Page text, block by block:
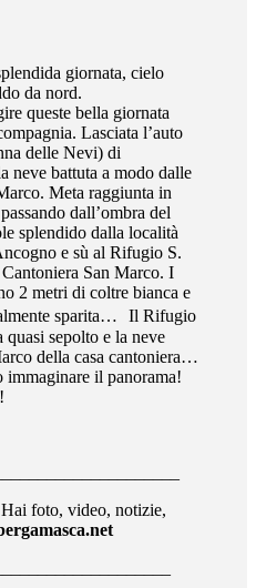
giornata, cielo
da nord.
queste bella giornata
Lasciata l’auto
delle Nevi) di
neve battuta a modo dalle
Meta raggiunta in
dall’ombra del
splendido dalla località
e sù al Rifugio S.
San Marco. I
2 metri di coltre bianca e
sparita… Il Rifugio
quasi sepolto e la neve
della casa cantoniera…
immaginare il panorama!
foto, video, notizie,